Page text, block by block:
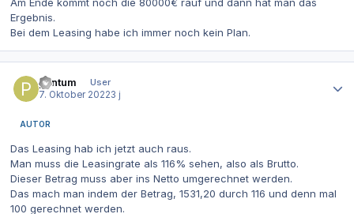
Ergebnis.
Bei dem Leasing habe ich immer noch kein Plan.
pentum
User
7. Oktober 20223 j
AUTOR
Das Leasing hab ich jetzt auch raus.
Man muss die Leasingrate als 116% sehen, also als Brutto.
Dieser Betrag muss aber ins Netto umgerechnet werden.
Das mach man indem der Betrag, 1531,20 durch 116 und denn mal
100 gerechnet werden.